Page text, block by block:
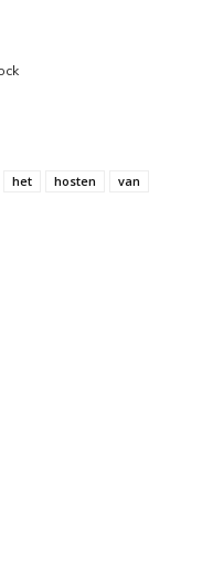
het hosten
van